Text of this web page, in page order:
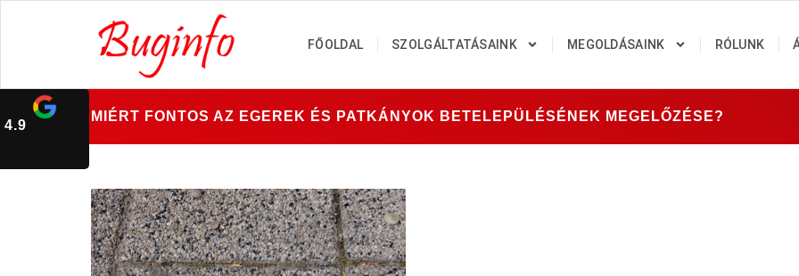
FŐOLDAL SZOLGÁLTATÁSAINK MEGOLDÁSAINK RÓLUNK
MIÉRT FONTOS AZ EGEREK ÉS PATKÁNYOK BETELEPÜLÉSÉNEK MEGELŐZÉSE?
4.9